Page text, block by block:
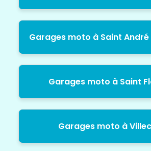
Garages moto à Saint André
Garages moto à Saint
Garages moto à